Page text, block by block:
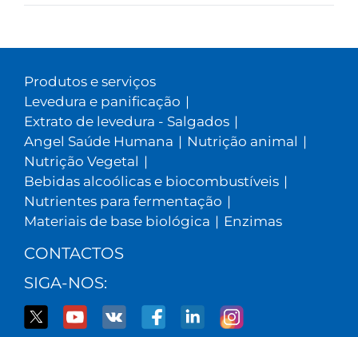
Produtos e serviços
Levedura e panificação |
Extrato de levedura - Salgados |
Angel Saúde Humana | Nutrição animal |
Nutrição Vegetal |
Bebidas alcoólicas e biocombustíveis |
Nutrientes para fermentação |
Materiais de base biológica | Enzimas
CONTACTOS
SIGA-NOS: